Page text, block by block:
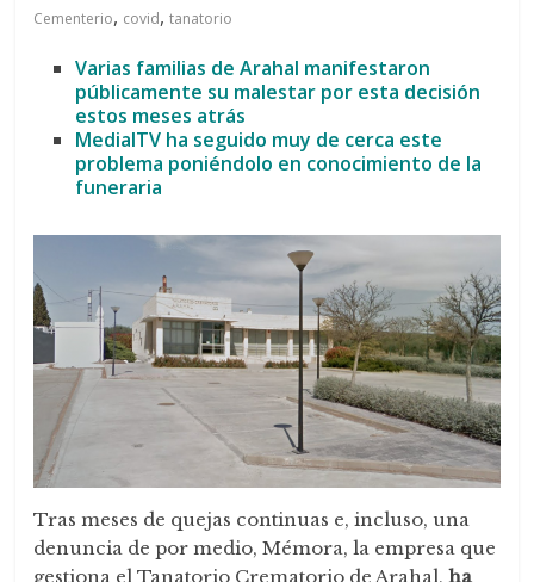
Cementerio, covid,tanatorio
Varias familias de Arahal manifestaron
públicamente su malestar por esta decisión
estos meses atrás
MedialTV ha seguido muy de cerca este
problema poniéndolo en conocimiento de la
funeraria
Tras meses de quejas continuas e, incluso, una
denuncia de por medio, Mémora, la empresa que
gestiona el Tanatorio Crematorio de Arahal,ha